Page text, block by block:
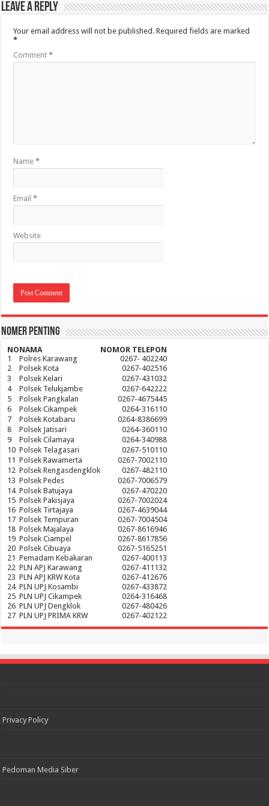
Leave a Reply
Your email address will not be published. Required fields are marked
*
Comment*
Name*
Email*
Website
Nomer Penting
NONAMA
NOMOR TELEPON
1
Polres Karawang
0267- 402240
2
Polsek Kota
0267-402516
3
Polsek Kelari
0267-431032
4
Polsek Telukjambe
0267-642222
5
Polsek Pangkalan
0267-4675445
6
Polsek Cikampek
0264-316110
7
Polsek Kotabaru
0264-8386699
8
Polsek Jatisari
0264-360110
9
Polsek Cilamaya
0264-340988
10 Polsek Telagasari
0267-510110
11 Polsek Rawamerta
0267-7002110
12 Polsek Rengasdengklok
0267-482110
13 Polsek Pedes
0267-7006579
14 Polsek Batujaya
0267-470220
15 Polsek Pakisjaya
0267-7002024
16 Polsek Tirtajaya
0267-4639044
17 Polsek Tempuran
0267-7004504
18 Polsek Majalaya
0267-8616946
19 Polsek Ciampel
0267-8617856
20 Polsek Cibuaya
0267-5165251
21 Pemadam Kebakaran
0267-400113
22 PLN APJ Karawang
0267-411132
23 PLN APJ KRW Kota
0267-412676
24 PLN UPJ Kosambi
0267-433872
25 PLN UPJ Cikampek
0264-316468
26 PLN UPJ Dengklok
0267-480426
27 PLN UPJ PRIMA KRW 0267-402122
Privacy Policy
Pedoman Media Siber